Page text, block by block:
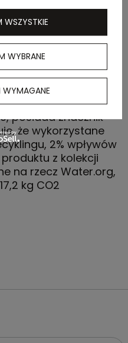
z poliestru z
o
polar wewnątrz,
kaptur z
na zamek,
technologii
i
posiada certyfikat
posiada znacznik
że wykorzystane
2% wpływów
z kolekcji
na rzecz Water.org,
kg CO2
WYBRANE
WSZYSTKIE